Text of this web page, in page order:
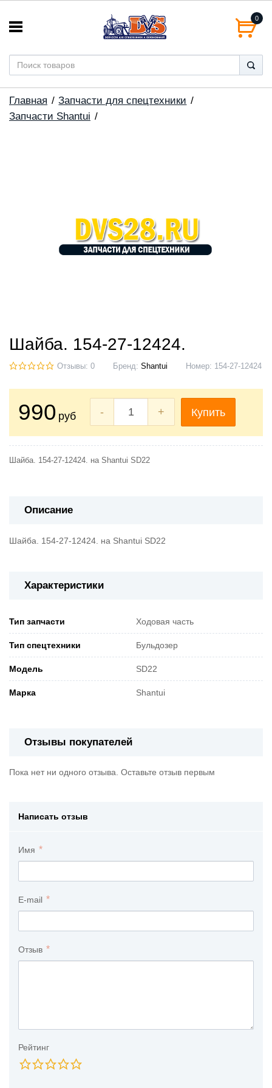
0
Главная
Запчасти для спецтехники
Запчасти Shantui
Шайба. 154-27-12424.
Отзывы: 0 Бренд: Shantui Номер: 154-27-12424
990 руб - + Купить
Шайба. 154-27-12424. на Shantui SD22
Описание
Шайба. 154-27-12424. на Shantui SD22
Характеристики
Тип запчасти Ходовая часть
Тип спецтехники Бульдозер
Модель SD22
Марка Shantui
Отзывы покупателей
Пока нет ни одного отзыва. Оставьте отзыв первым
Написать отзыв
Имя
E-mail
Отзыв
Рейтинг